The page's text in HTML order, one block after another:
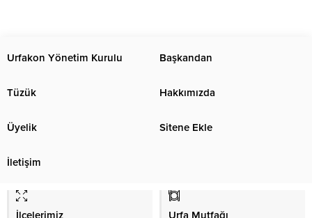
Urfakon Yönetim Kurulu Başkandan
Tüzük Hakkımızda
Üyelik Sitene Ekle
İletişim
İlçelerimiz Urfa Mutfağı